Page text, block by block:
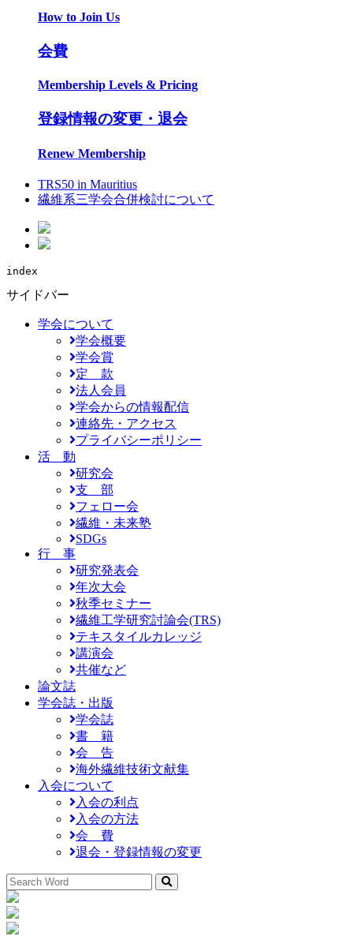
How to Join Us
会費
Membership Levels & Pricing
登録情報の変更・退会
Renew Membership
TRS50 in Mauritius
繊維系三学会合併検討について
index
サイドバー
学会について
学会概要
学会賞
定 款
法人会員
学会からの情報配信
連絡先・アクセス
プライバシーポリシー
活 動
研究会
支 部
フェロー会
繊維・未来塾
SDGs
行 事
研究発表会
年次大会
秋季セミナー
繊維工学研究討論会(TRS)
テキスタイルカレッジ
講演会
共催など
論文誌
学会誌・出版
学会誌
書 籍
会 告
海外繊維技術文献集
入会について
入会の利点
入会の方法
会 費
退会・登録情報の変更